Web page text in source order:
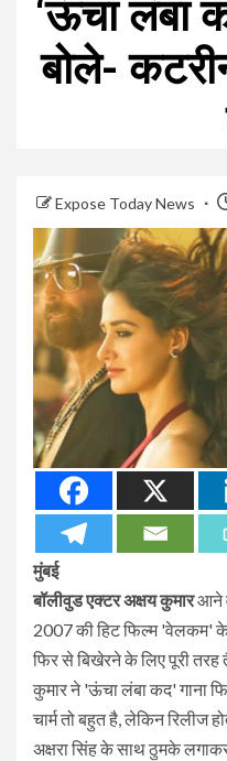
‘ऊंचा लंबा
बोले-
Expose Today News
मुंबई
बॉलीवुड एक्टर अक्षय कुमारआने
2007 की हिट फिल्म 'वेलकम'
फिर से बिखेरने के लिए पूरी तरह
कुमार ने 'ऊंचा लंबा कद' गाना
चार्म तो बहुत है, लेकिन रिलीज
अक्षरा सिंह के साथ ठुमके